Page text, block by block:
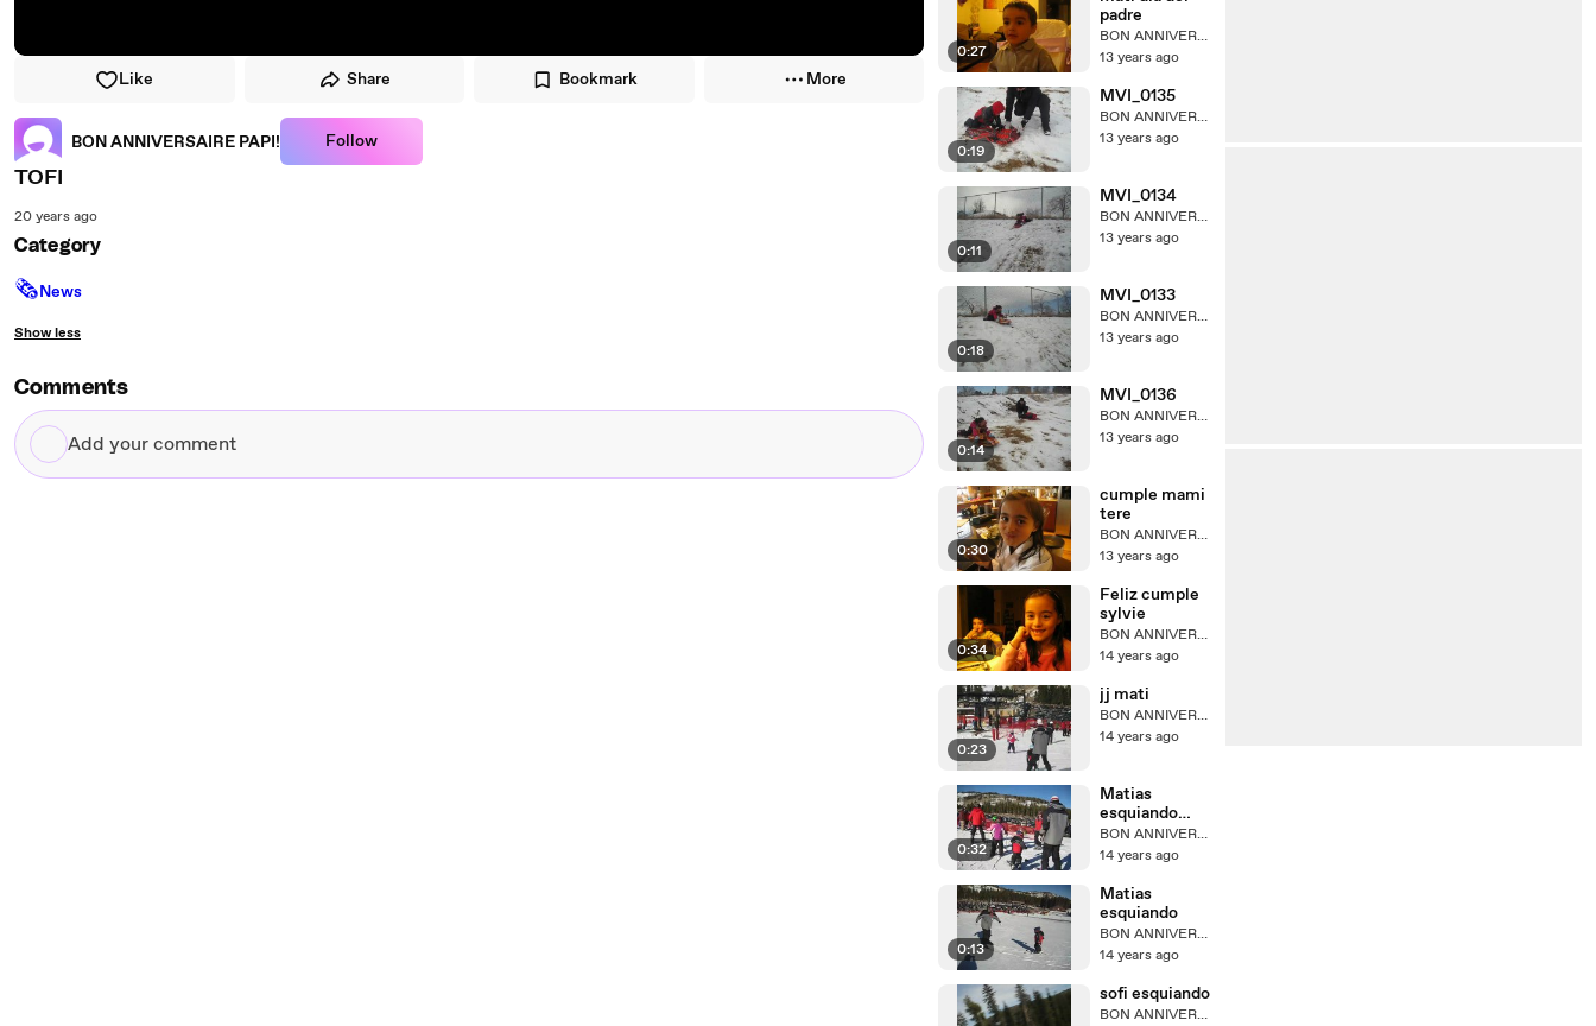
Like Share Bookmark More
BON ANNIVERSAIRE PAPI! Follow
TOFI
20 years ago
Category
🗞News
Show less
Comments
Add
your
0:27
padre
BON ANNIVERSAIRE PAPI!
13 years ago
0:19
MVI_0135
BON ANNIVERSAIRE PAPI!
13 years ago
0:11
MVI_0134
BON ANNIVERSAIRE PAPI!
13 years ago
0:18
MVI_0133
BON ANNIVERSAIRE PAPI!
13 years ago
0:14
MVI_0136
BON ANNIVERSAIRE PAPI!
13 years ago
0:30
cumple mami
tere
BON ANNIVERSAIRE PAPI!
13 years ago
0:34
Feliz cumple
sylvie
BON ANNIVERSAIRE PAPI!
14 years ago
0:23
jj mati
BON ANNIVERSAIRE PAPI!
14 years ago
0:32
Matias
esquiando
bajada
BON ANNIVERSAIRE PAPI!
14 years ago
0:13
Matias
esquiando
BON ANNIVERSAIRE PAPI!
14 years ago
sofi esquiando
BON ANNIVERSAIRE PAPI!